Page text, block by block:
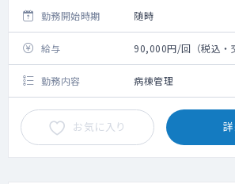
勤務開始時期 随時
給与 90,000円/回（税込・
勤務内容 病棟管理
お気に入り